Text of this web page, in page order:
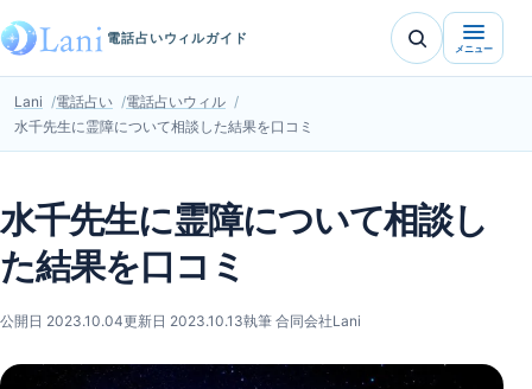
電話占いウィルガイド
メニュー
Lani 電話占い
電話占いウィル
水千先生に霊障について相談した結果を口コミ
水千先生に霊障について相談し
た結果を口コミ
公開日 2023.10.04更新日 2023.10.13執筆 合同会社Lani